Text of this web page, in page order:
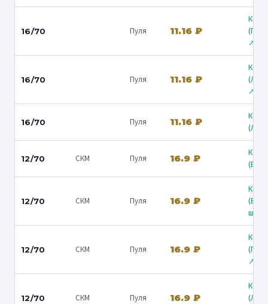
16/70 Пуля 11.16 ₽
↗
16/70 Пуля 11.16 ₽
↗
16/70 Пуля 11.16 ₽
12/70 СКМ Пуля 16.9 ₽
12/70 СКМ Пуля 16.9 ₽
ш.) ↗
12/70 СКМ Пуля 16.9 ₽
↗
12/70 СКМ Пуля 16.9 ₽